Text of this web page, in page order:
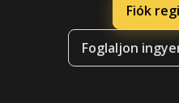
Fiók
Foglaljon